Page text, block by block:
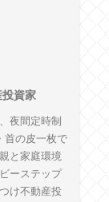
資家
夜間定時制
首の皮一枚で
と家庭環境
ーステップ
け不動産投